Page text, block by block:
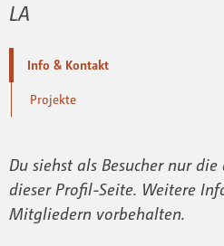
LA
Info & Kontakt
Projekte
Du siehst als Besucher nur
dieser Profil-Seite. Weitere
Mitgliedern vorbehalten.